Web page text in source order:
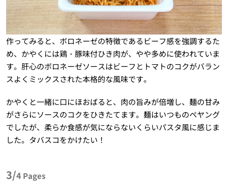
作ってみると、ボロネーゼの特徴であるビーフ感を強調するた
め、かやくには鶏・豚味付ひき肉が、やや多めに使われていま
す。肝心のボロネーゼソースはビーフとトマトのコクがバラン
スよくミックスされた本格的な風味です。
かやくと一緒に口にほおばると、肉の旨みが倍増し、麺の甘み
がさらにソースのコクをひきたてます。麺はいつものペヤング
でしたが、柔らか食感が気にならないくらいパスタ風に感じま
した。タバスコをかけたい！
3/4 Pages